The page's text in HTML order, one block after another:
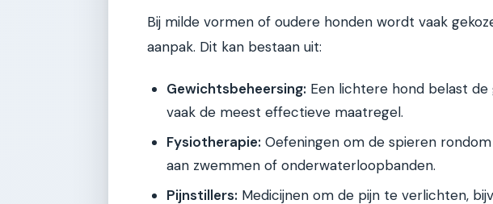
Bij milde vormen of oudere honden wordt vaak
aanpak. Dit kan bestaan uit:
Gewichtsbeheersing: Een lichtere hond belast
vaak de meest effectieve maatregel.
Fysiotherapie: Oefeningen om de spieren
aan zwemmen of onderwaterloopbanden.
Pijnstillers: Medicijnen om de pijn te verlichten,